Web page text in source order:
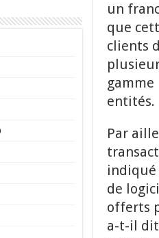
un
que
clients
entités.
Par
indiqué
de
offerts
a-t-il